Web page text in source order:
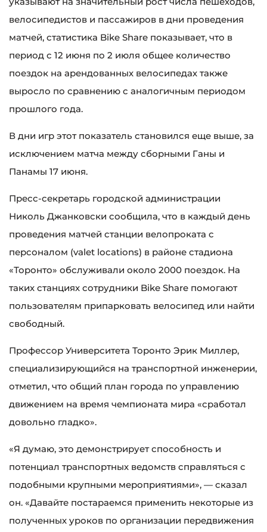
велосипедистов и пассажиров в дни проведения
матчей, статистика Bike Share показывает, что в
период с 12 июня по 2 июля общее количество
поездок на арендованных велосипедах также
выросло по сравнению с аналогичным периодом
прошлого года.
В дни игр этот показатель становился еще выше, за
исключением матча между сборными Ганы и
Панамы 17 июня.
Пресс-секретарь городской администрации
Николь Джанковски сообщила, что в каждый день
проведения матчей станции велопроката с
персоналом (valet locations) в районе стадиона
«Торонто» обслуживали около 2000 поездок. На
таких станциях сотрудники Bike Share помогают
пользователям припарковать велосипед или найти
свободный.
Профессор Университета Торонто Эрик Миллер,
специализирующийся на транспортной инженерии,
отметил, что общий план города по управлению
движением на время чемпионата мира «сработал
довольно гладко».
«Я думаю, это демонстрирует способность и
потенциал транспортных ведомств справляться с
подобными крупными мероприятиями», — сказал
он. «Давайте постараемся применить некоторые из
полученных уроков по организации передвижения